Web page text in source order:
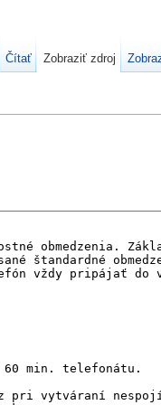
Čítať Zobraziť zdroj